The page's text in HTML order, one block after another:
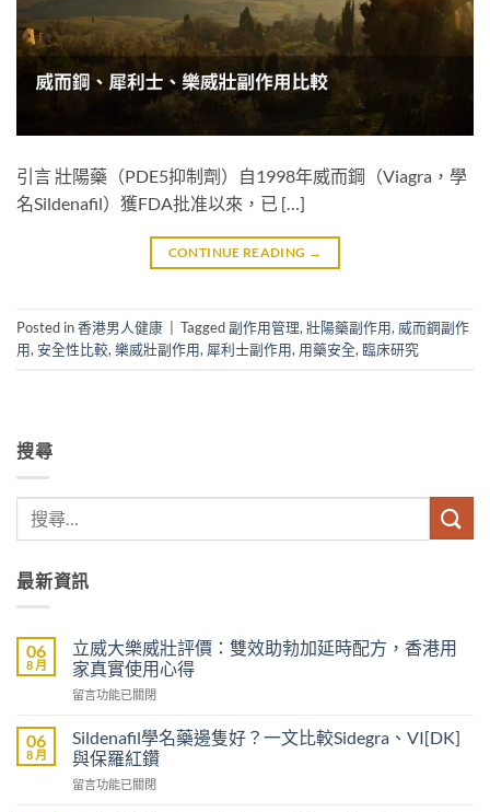
引言 壯陽藥（PDE5抑制劑）自1998年威而鋼（Viagra，學
名Sildenafil）獲FDA批准以來，已 […]
CONTINUE READING →
Posted in香港男人健康 Tagged副作用管理,壯陽藥副作用, 威而鋼副作
用,安全性比較,樂威壯副作用, 犀利士副作用, 用藥安全, 臨床研究
搜尋
最新資訊
06
8 月
立威大樂威壯評價：雙效助勃加延時配方，香港用
家真實使用心得
在
威
大
樂
威
留言功能已關閉
06
8 月
Sildenafil學名藥邊隻好？一文比較Sidegra、VI[DK]
與保羅紅鑽
在
留言功能已關閉